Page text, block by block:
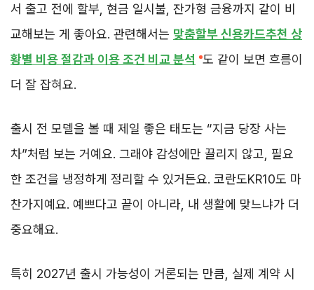
서 출고 전에 할부, 현금 일시불, 잔가형 금융까지 같이 비
교해보는 게 좋아요. 관련해서는 맞춤할부 신용카드추천 상
황별 비용 절감과 이용 조건 비교 분석 도 같이 보면 흐름이
더 잘 잡혀요.
출시 전 모델을 볼 때 제일 좋은 태도는 “지금 당장 사는
차”처럼 보는 거예요. 그래야 감성에만 끌리지 않고, 필요
한 조건을 냉정하게 정리할 수 있거든요. 코란도KR10도 마
찬가지예요. 예쁘다고 끝이 아니라, 내 생활에 맞느냐가 더
중요해요.
특히 2027년 출시 가능성이 거론되는 만큼, 실제 계약 시